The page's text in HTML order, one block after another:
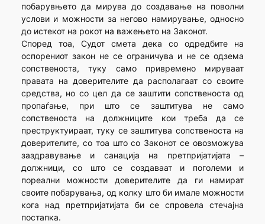
побарувњето да мирува до создавање на поволни
услови и можности за негово намирување, односно
до истекот на рокот на важењето на Законот.
Според тоа, Судот смета дека со одредбите на
оспорениот закон не се ограничува и не се одзема
сопственоста, туку само привремено мируваат
правата на доверителите да располагаат со своите
средства, но со цел да се заштити сопственоста од
пропаѓање, при што се заштитува не само
сопственоста на должниците кои треба да се
преструктуираат, туку се заштитува сопственоста на
доверителите, со тоа што со Законот се овозможува
заздравување и санација на претпријатијата –
должници, со што се создаваат и поголеми и
пореални можности доверителите да ги намират
своите побарувања, од колку што би имале можности
кога над претпријатијата би се спровела стечајна
постапка.